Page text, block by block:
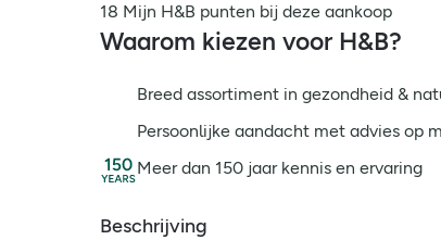
18 Mijn H&B punten bij deze aankoop
Waarom kiezen voor H&B?
Breed assortiment in gezondheid &
Persoonlijke aandacht met advies op
Meer dan 150 jaar kennis en ervaring
Beschrijving